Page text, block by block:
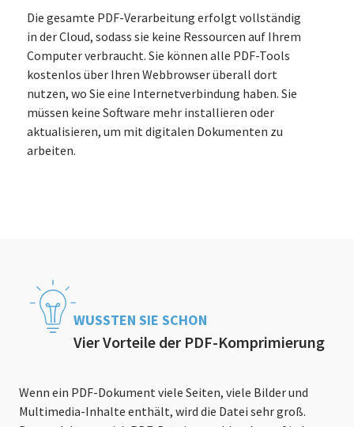
Die gesamte PDF-Verarbeitung erfolgt vollständig
in der Cloud, sodass sie keine Ressourcen auf Ihrem
Computer verbraucht. Sie können alle PDF-Tools
kostenlos über Ihren Webbrowser überall dort
nutzen, wo Sie eine Internetverbindung haben. Sie
müssen keine Software mehr installieren oder
aktualisieren, um mit digitalen Dokumenten zu
arbeiten.
WUSSTEN SIE SCHON
Vier Vorteile der PDF-Komprimierung
Wenn ein PDF-Dokument viele Seiten, viele Bilder und
Multimedia-Inhalte enthält, wird die Datei sehr groß.